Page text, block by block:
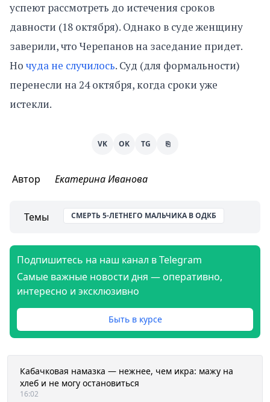
успеют рассмотреть до истечения сроков
давности (18 октября). Однако в суде женщину
заверили, что Черепанов на заседание придет.
Но чуда не случилось. Суд (для формальности)
перенесли на 24 октября, когда сроки уже
истекли.
VK OK TG ⎘
Автор Екатерина Иванова
Темы СМЕРТЬ 5-ЛЕТНЕГО МАЛЬЧИКА В ОДКБ
Подпишитесь на наш канал в Telegram
Самые важные новости дня — оперативно,
интересно и эксклюзивно
Быть в курсе
Кабачковая намазка — нежнее, чем икра: мажу на
хлеб и не могу остановиться
16:02